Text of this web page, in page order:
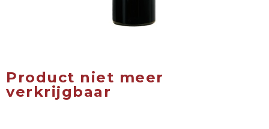
Product niet meer
verkrijgbaar